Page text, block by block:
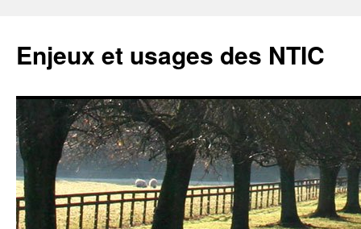
Enjeux et usages des NTIC